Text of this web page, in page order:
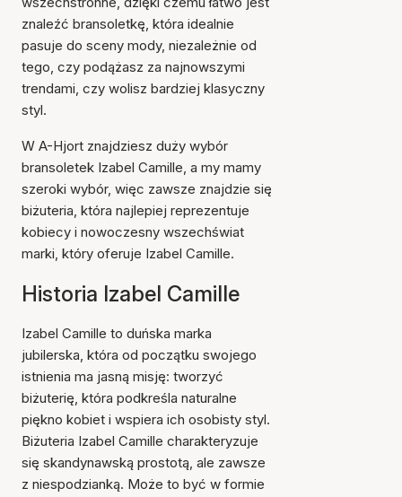
znaleźć bransoletkę, która idealnie
pasuje do sceny mody, niezależnie od
tego, czy podążasz za najnowszymi
trendami, czy wolisz bardziej klasyczny
styl.
W A-Hjort znajdziesz duży wybór
bransoletek Izabel Camille, a my mamy
szeroki wybór, więc zawsze znajdzie się
biżuteria, która najlepiej reprezentuje
kobiecy i nowoczesny wszechświat
marki, który oferuje Izabel Camille.
Historia Izabel Camille
Izabel Camille to duńska marka
jubilerska, która od początku swojego
istnienia ma jasną misję: tworzyć
biżuterię, która podkreśla naturalne
piękno kobiet i wspiera ich osobisty styl.
Biżuteria Izabel Camille charakteryzuje
się skandynawską prostotą, ale zawsze
z niespodzianką. Może to być w formie